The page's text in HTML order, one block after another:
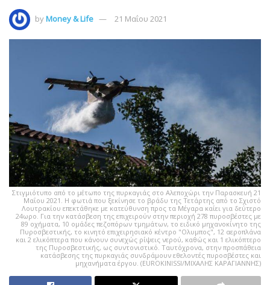
byMoney & Life 21 Μαΐου 2021
Στιγμιότυπο από το μέτωπο της πυρκαγιάς στο Αλεποχώρι την Παρασκευή 21
Μαΐου 2021. Η φωτιά που ξεκίνησε το βράδυ της Τετάρτης από το Σχιστό
Λουτρακίου επεκτάθηκε με κατεύθυνση προς τα Μέγαρα καίει για δεύτερο
24ωρο. Για την κατάσβεση της επιχειρούν στην περιοχή 278 πυροσβέστες με
89 οχήματα, 10 ομάδες πεζοπόρων τμημάτων, το ειδικό μηχανοκίνητο της
Πυροσβεστικής, το κινητό επιχειρησιακό κέντρο "Ολυμπος", 12 αεροπλάνα
και 2 ελικόπτερα που κάνουν συνεχώς ρίψεις νερού, καθώς και 1 ελικόπτερο
της Πυροσβεστικής, ως συντονιστικό. Ταυτόχρονα, στην προσπάθεια
κατάσβεσης της πυρκαγιάς συνδράμουν εθελοντές πυροσβέστες και
μηχανήματα έργου. (EUROKINISSI/ΜΙΧΑΛΗΣ ΚΑΡΑΓΙΑΝΝΗΣ)